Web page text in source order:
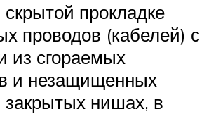
прокладке
проводов (кабелей) с
из сгораемых
и незащищенных
закрытых нишах, в